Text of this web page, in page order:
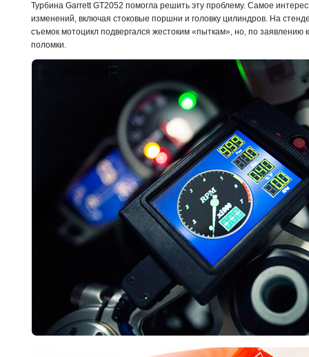
Турбина Garrett GT2052 помогла решить эту проблему. Самое
изменений, включая стоковые поршни и головку цилиндров. На
съемок мотоцикл подвергался жестоким «пыткам», но, по
поломки.